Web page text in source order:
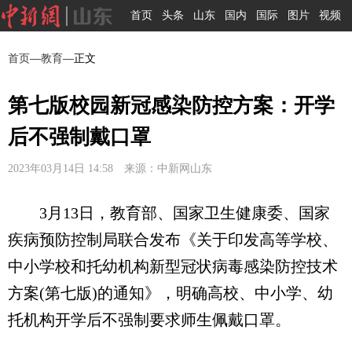
首页 头条 山东 国内 国际 图片 视频
首页—教育—正文
第七版校园新冠感染防控方案：开学
后不强制戴口罩
2023年03月14日 14:58 来源：中新网山东
3月13日，教育部、国家卫生健康委、国家
疾病预防控制局联合发布《关于印发高等学校、
中小学校和托幼机构新型冠状病毒感染防控技术
方案(第七版)的通知》，明确高校、中小学、幼
托机构开学后不强制要求师生佩戴口罩。